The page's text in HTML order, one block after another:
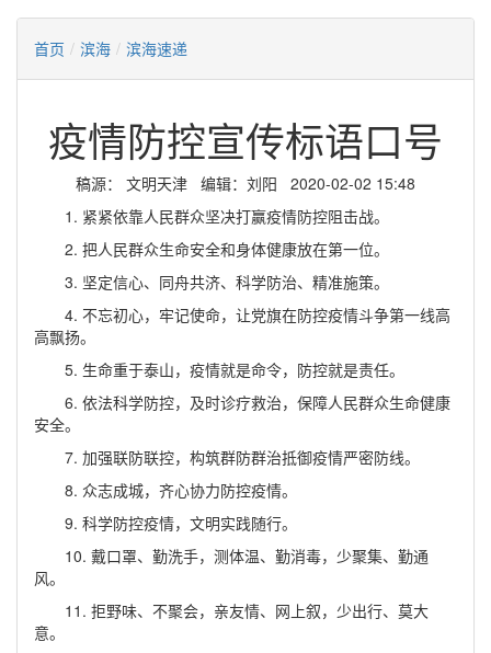
首页 / 滨海 / 滨海速递
疫情防控宣传标语口号
稿源： 文明天津 编辑：刘阳 2020-02-02 15:48
1. 紧紧依靠人民群众坚决打赢疫情防控阻击战。
2. 把人民群众生命安全和身体健康放在第一位。
3. 坚定信心、同舟共济、科学防治、精准施策。
4. 不忘初心，牢记使命，让党旗在防控疫情斗争第一线高
高飘扬。
5. 生命重于泰山，疫情就是命令，防控就是责任。
6. 依法科学防控，及时诊疗救治，保障人民群众生命健康
安全。
7. 加强联防联控，构筑群防群治抵御疫情严密防线。
8. 众志成城，齐心协力防控疫情。
9. 科学防控疫情，文明实践随行。
10. 戴口罩、勤洗手，测体温、勤消毒，少聚集、勤通
风。
11. 拒野味、不聚会，亲友情、网上叙，少出行、莫大
意。